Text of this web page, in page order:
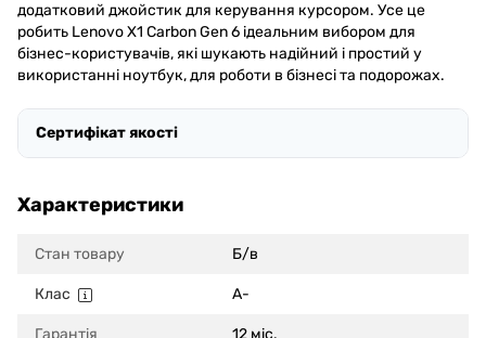
додатковий джойстик для керування курсором. Усе це
робить Lenovo X1 Carbon Gen 6 ідеальним вибором для
бізнес-користувачів, які шукають надійний і простий у
використанні ноутбук, для роботи в бізнесі та подорожах.
Сертифікат якості
Характеристики
Стан товару Б/в
Клас A-